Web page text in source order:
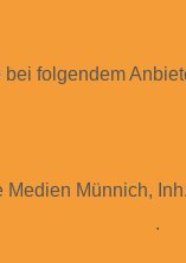
folgendem
Münnich,
.